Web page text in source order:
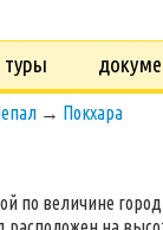
туры
→ Покхара
по величине